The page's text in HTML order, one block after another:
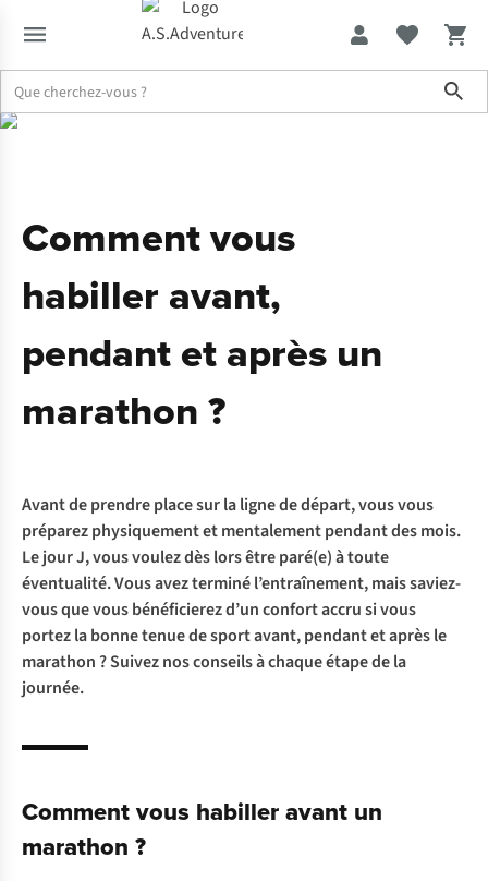
Comment vous
habiller avant,
pendant et après un
marathon ?
Avant de prendre place sur la ligne de départ, vous vous
préparez physiquement et mentalement pendant des mois.
Le jour J, vous voulez dès lors être paré(e) à toute
éventualité. Vous avez terminé l’entraînement, mais saviez-
vous que vous bénéficierez d’un confort accru si vous
portez la bonne tenue de sport avant, pendant et après le
marathon ? Suivez nos conseils à chaque étape de la
journée.
Comment vous habiller avant un
marathon ?